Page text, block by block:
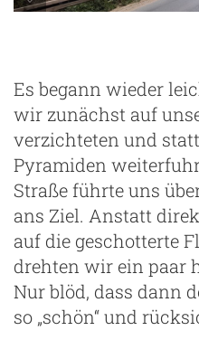
Es begann wieder
wir zunächst auf
verzichteten und
Pyramiden
Straße führte uns
ans Ziel. Anstatt
auf die geschotterte
drehten wir ein paar
Nur blöd, dass dann
so „schön“ und